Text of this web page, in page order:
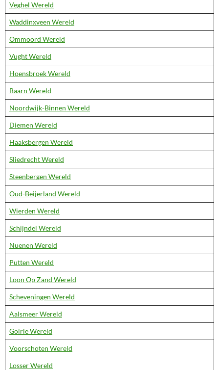
Veghel Wereld
Waddinxveen Wereld
Ommoord Wereld
Vught Wereld
Hoensbroek Wereld
Baarn Wereld
Noordwijk-Binnen Wereld
Diemen Wereld
Haaksbergen Wereld
Sliedrecht Wereld
Steenbergen Wereld
Oud-Beijerland Wereld
Wierden Wereld
Schijndel Wereld
Nuenen Wereld
Putten Wereld
Loon Op Zand Wereld
Scheveningen Wereld
Aalsmeer Wereld
Goirle Wereld
Voorschoten Wereld
Losser Wereld